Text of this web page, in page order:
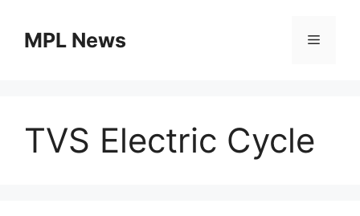
contentMPL News Menu
TVS Electric Cycle